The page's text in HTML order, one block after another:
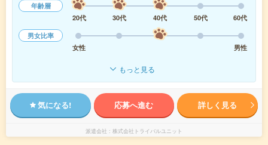
年齢層
20代
30代 40代 50代
60代
男女比率
女性
男性
もっと見る
気になる! 応募へ進む 詳しく見る
派遣会社 株式会社トライバルユニット